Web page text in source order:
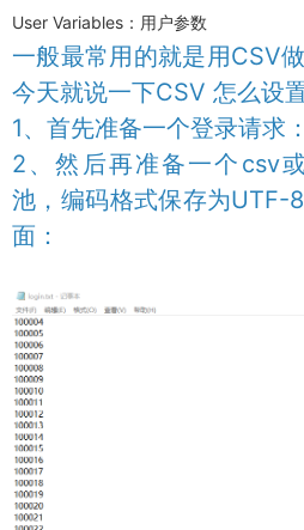
User Variables：用户参数
一般最常用的就是用CSV
今天就说一下CSV 怎么设
1、首先准备一个登录请求：
2、然后再准备一个csv
池，编码格式保存为UTF-
面：